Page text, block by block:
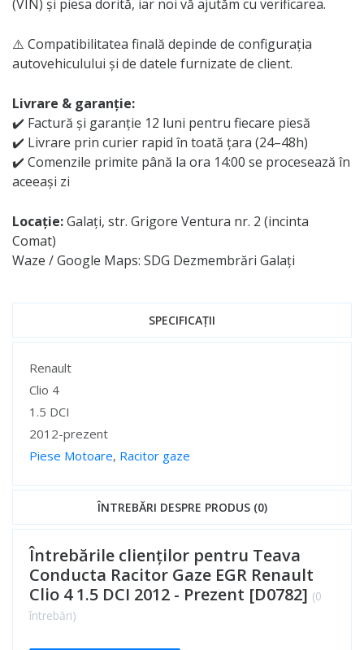
(VIN) și piesa dorită, iar noi vă ajutăm cu verificarea.
⚠️ Compatibilitatea finală depinde de configurația
autovehiculului și de datele furnizate de client.
Livrare & garanție:
✔️ Factură și garanție 12 luni pentru fiecare piesă
✔️ Livrare prin curier rapid în toată țara (24–48h)
✔️ Comenzile primite până la ora 14:00 se procesează în
aceeași zi
Locație:Galați, str. Grigore Ventura nr. 2 (incinta
Comat)
Waze / Google Maps: SDG Dezmembrări Galați
SPECIFICAȚII
Specificații
Renault
Clio 4
1.5 DCI
2012-prezent
Piese Motoare, Racitor gaze
ÎNTREBĂRI DESPRE PRODUS (0)
Întrebările clienților pentru Teava
Conducta Racitor Gaze EGR Renault
Clio 4 1.5 DCI 2012 - Prezent [D0782] (0
întrebări)